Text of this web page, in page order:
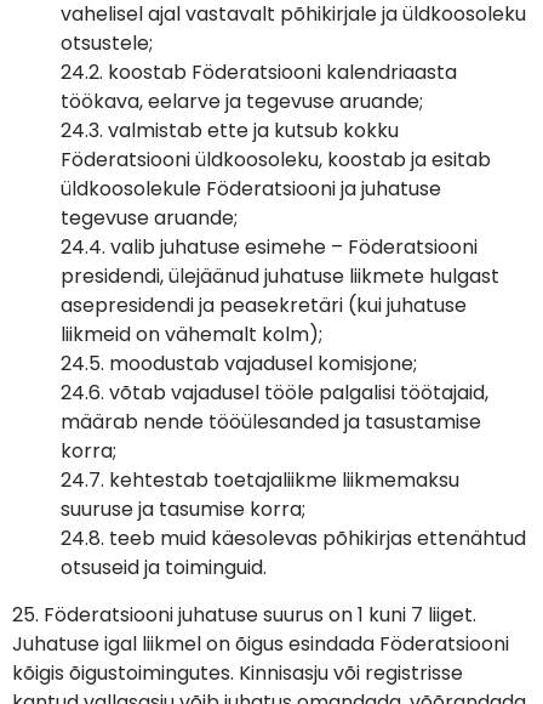
vahelisel ajal vastavalt põhikirjale ja üldkoosoleku
otsustele;
24.2. koostab Föderatsiooni kalendriaasta
töökava, eelarve ja tegevuse aruande;
24.3. valmistab ette ja kutsub kokku
Föderatsiooni üldkoosoleku, koostab ja esitab
üldkoosolekule Föderatsiooni ja juhatuse
tegevuse aruande;
24.4. valib juhatuse esimehe – Föderatsiooni
presidendi, ülejäänud juhatuse liikmete hulgast
asepresidendi ja peasekretäri (kui juhatuse
liikmeid on vähemalt kolm);
24.5. moodustab vajadusel komisjone;
24.6. võtab vajadusel tööle palgalisi töötajaid,
määrab nende tööülesanded ja tasustamise
korra;
24.7. kehtestab toetajaliikme liikmemaksu
suuruse ja tasumise korra;
24.8. teeb muid käesolevas põhikirjas ettenähtud
otsuseid ja toiminguid.
25. Föderatsiooni juhatuse suurus on 1 kuni 7 liiget.
Juhatuse igal liikmel on õigus esindada Föderatsiooni
kõigis õigustoimingutes. Kinnisasju või registrisse